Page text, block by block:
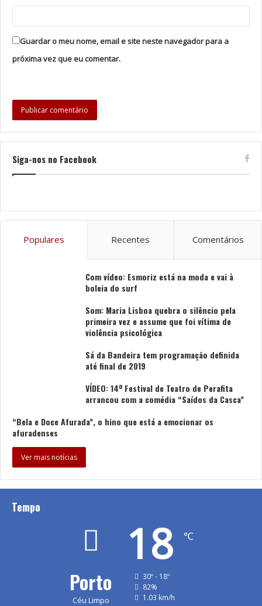
Portugal. A fábrica trabalha ininterruptamente 24 horas
anual de 2 milhões de autoclismos e 2,8 milhões
mecanismos. É a única empresa portuguesa a produzir
autoclismos interiores. Atualmente, a OLI tem 38
Tags António Ricardo Oliveira
Guardar o meu nome, email e site neste navegador para a
próxima vez que eu comentar.
Siga-nos no Facebook
Populares Recentes Comentários
Com vídeo: Esmoriz está na moda e vai à
boleia do surf
Som: Maria Lisboa quebra o silêncio pela
primeira vez e assume que foi vítima de
violência psicológica
Sá da Bandeira tem programação definida
até final de 2019
VÍDEO: 14º Festival de Teatro de Perafita
arrancou com a comédia “Saídos da Casca”
“Bela e Doce Afurada”, o hino que está a emocionar os
afuradenses
Ver mais notícias
Tempo
Porto
Céu Limpo
18 ℃
30º - 18º
82%
1.03 km/h